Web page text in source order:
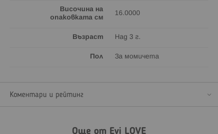
Височина на
опаковката см
16.0000
Възраст Над 3 г.
Пол За момичета
Коментари и рейтинг
Още от Evi LOVE